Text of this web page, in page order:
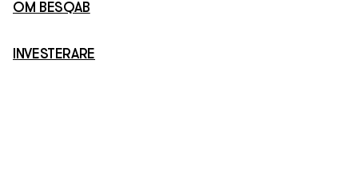
OM BESQAB
INVESTERARE